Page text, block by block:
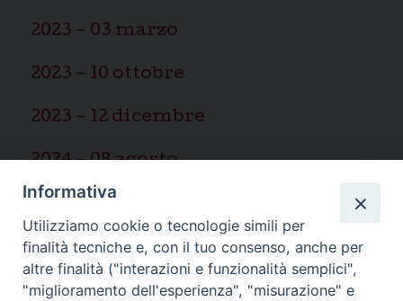
2023 – 03 marzo
2023 – 10 ottobre
2023 – 12 dicembre
2024 – 08 agosto
2025 – 03 marzo
Informativa
Utilizziamo cookie o tecnologie simili per
finalità tecniche e, con il tuo consenso, anche per
altre finalità ("interazioni e funzionalità semplici",
"miglioramento dell'esperienza", "misurazione" e